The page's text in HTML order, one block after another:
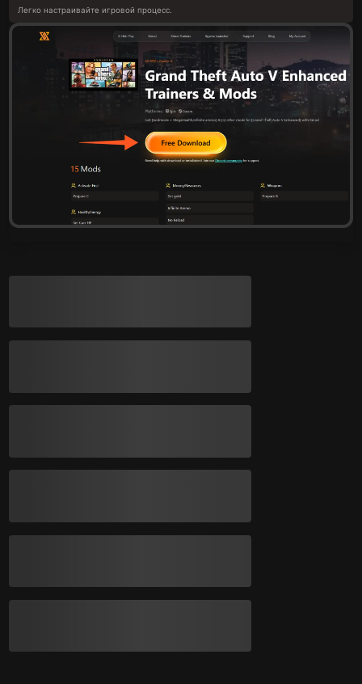
Легко настраивайте игровой процесс.